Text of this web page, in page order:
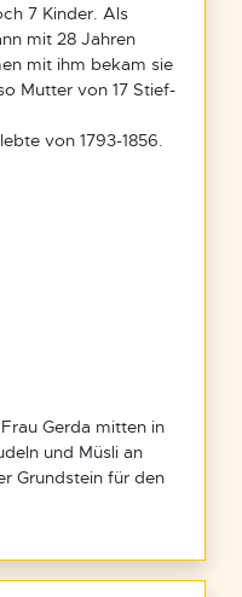
7 Kinder. Als
mit 28 Jahren
mit ihm bekam sie
Mutter von 17 Stief-
von 1793-1856.
Gerda mitten in
und Müsli an
Grundstein für den